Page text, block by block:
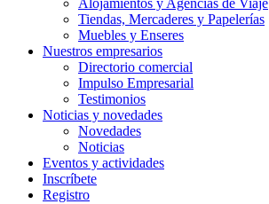
Alojamientos y Agencias de Viaje
Tiendas, Mercaderes y Papelerías
Muebles y Enseres
Nuestros empresarios
Directorio comercial
Impulso Empresarial
Testimonios
Noticias y novedades
Novedades
Noticias
Eventos y actividades
Inscríbete
Registro